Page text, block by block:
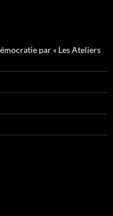
par « Les Ateliers